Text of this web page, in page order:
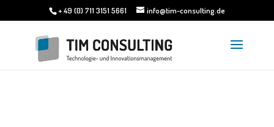
+ 49 (0) 711 3151 5661 info@tim-consulting.de